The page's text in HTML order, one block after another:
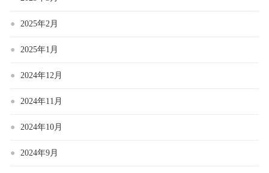
2025年2月
2025年1月
2024年12月
2024年11月
2024年10月
2024年9月